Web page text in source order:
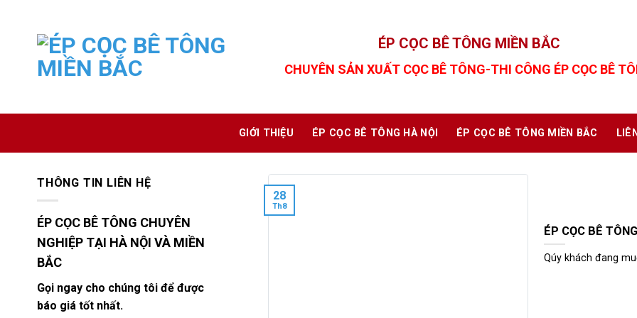
ÉP CỌC BÊ TÔNG MIỀN BẮC
CHUYÊN SẢN XUẤT CỌC BÊ TÔNG-THI CÔNG ÉP CỌC BÊ
GIỚI THIỆU ÉP CỌC BÊ TÔNG HÀ NỘI ÉP CỌC BÊ TÔNG MIỀN BẮC
THÔNG TIN LIÊN HỆ
ÉP CỌC BÊ TÔNG CHUYÊN
NGHIỆP TẠI HÀ NỘI VÀ MIỀN
BẮC
Gọi ngay cho chúng tôi để được
báo giá tốt nhất.
ÉP CỌC BÊ
Qúy khách đang
28
Th8